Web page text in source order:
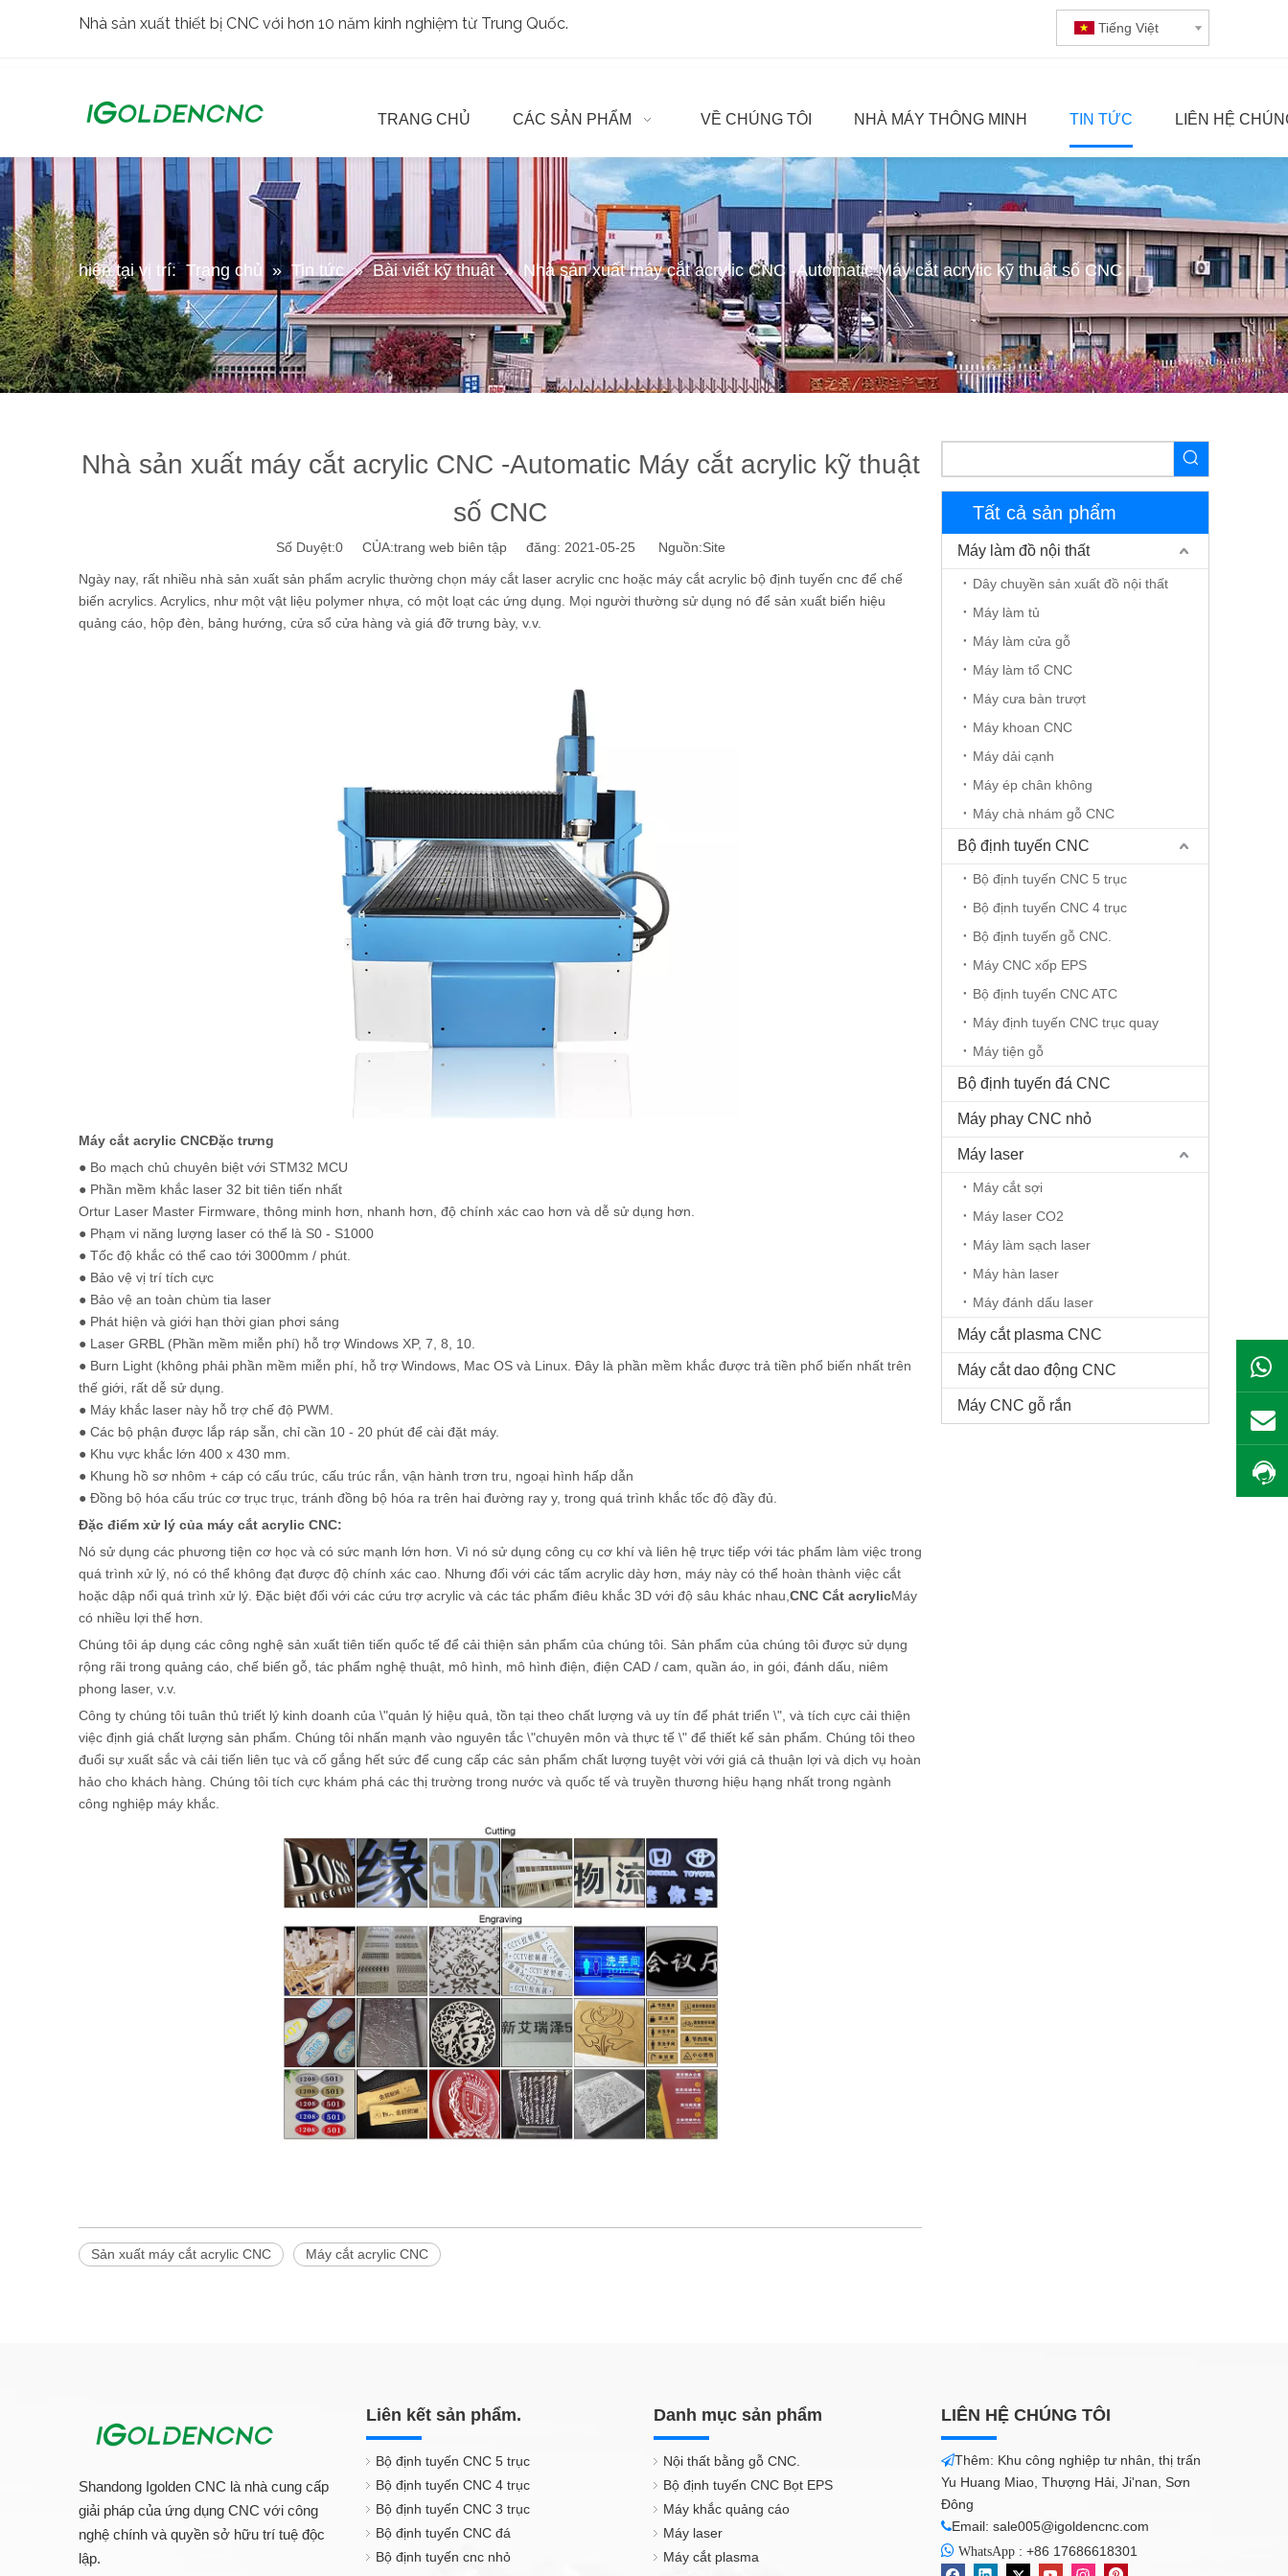
Nhà sản xuất thiết bị CNC với hơn 10 năm kinh nghiệm từ Trung Quốc. Tiếng Việt
TRANG CHỦ CÁC SẢN PHẨM VỀ CHÚNG TÔI NHÀ MÁY THÔNG MINH TIN TỨC LIÊN HỆ
hiện tại vị trí: Trang chủ » Tin tức » Bài viết kỹ thuật » Nhà sản xuất máy cắt acrylic CNC -Automatic Máy cắt acrylic kỹ thuật số CNC
Nhà sản xuất máy cắt acrylic CNC -Automatic Máy cắt acrylic kỹ thuật
số CNC
Số Duyệt:0CỦA:trang web biên tập đăng: 2021-05-25 Nguồn:Site
Ngày nay, rất nhiều nhà sản xuất sản phẩm acrylic thường chọn máy cắt laser acrylic cnc hoặc máy cắt acrylic bộ định tuyến cnc để chế
biến acrylics. Acrylics, như một vật liệu polymer nhựa, có một loạt các ứng dụng. Mọi người thường sử dụng nó để sản xuất biển hiệu
quảng cáo, hộp đèn, bảng hướng, cửa sổ cửa hàng và giá đỡ trưng bày, v.v.
Máy cắt acrylic CNCĐặc trưng
● Bo mạch chủ chuyên biệt với STM32 MCU
● Phần mềm khắc laser 32 bit tiên tiến nhất
Ortur Laser Master Firmware, thông minh hơn, nhanh hơn, độ chính xác cao hơn và dễ sử dụng hơn.
● Phạm vi năng lượng laser có thể là S0 - S1000
● Tốc độ khắc có thể cao tới 3000mm / phút.
● Bảo vệ vị trí tích cực
● Bảo vệ an toàn chùm tia laser
● Phát hiện và giới hạn thời gian phơi sáng
● Laser GRBL (Phần mềm miễn phí) hỗ trợ Windows XP, 7, 8, 10.
● Burn Light (không phải phần mềm miễn phí, hỗ trợ Windows, Mac OS và Linux. Đây là phần mềm khắc được trả tiền phổ biến nhất trên
thế giới, rất dễ sử dụng.
● Máy khắc laser này hỗ trợ chế độ PWM.
● Các bộ phận được lắp ráp sẵn, chỉ cần 10 - 20 phút để cài đặt máy.
● Khu vực khắc lớn 400 x 430 mm.
● Khung hồ sơ nhôm + cáp có cấu trúc, cấu trúc rắn, vận hành trơn tru, ngoại hình hấp dẫn
● Đồng bộ hóa cấu trúc cơ trục trục, tránh đồng bộ hóa ra trên hai đường ray y, trong quá trình khắc tốc độ đầy đủ.
Đặc điểm xử lý của máy cắt acrylic CNC:
Nó sử dụng các phương tiện cơ học và có sức mạnh lớn hơn. Vì nó sử dụng công cụ cơ khí và liên hệ trực tiếp với tác phẩm làm việc trong
quá trình xử lý, nó có thể không đạt được độ chính xác cao. Nhưng đối với các tấm acrylic dày hơn, máy này có thể hoàn thành việc cắt
hoặc dập nổi quá trình xử lý. Đặc biệt đối với các cứu trợ acrylic và các tác phẩm điêu khắc 3D với độ sâu khác nhau, CNC Cắt acrylicMáy
có nhiều lợi thế hơn.
Chúng tôi áp dụng các công nghệ sản xuất tiên tiến quốc tế để cải thiện sản phẩm của chúng tôi. Sản phẩm của chúng tôi được sử dụng
rộng rãi trong quảng cáo, chế biến gỗ, tác phẩm nghệ thuật, mô hình, mô hình điện, điện CAD / cam, quần áo, in gói, đánh dấu, niêm
phong laser, v.v.
Công ty chúng tôi tuân thủ triết lý kinh doanh của \"quản lý hiệu quả, tồn tại theo chất lượng và uy tín để phát triển \", và tích cực cải thiện
việc định giá chất lượng sản phẩm. Chúng tôi nhấn mạnh vào nguyên tắc \"chuyên môn và thực tế \" để thiết kế sản phẩm. Chúng tôi theo
đuổi sự xuất sắc và cải tiến liên tục và cố gắng hết sức để cung cấp các sản phẩm chất lượng tuyệt vời với giá cả thuận lợi và dịch vụ hoàn
hảo cho khách hàng. Chúng tôi tích cực khám phá các thị trường trong nước và quốc tế và truyền thương hiệu hạng nhất trong ngành
công nghiệp máy khắc.
Sản xuất máy cắt acrylic CNC Máy cắt acrylic CNC
Tất cả sản phẩm
Máy làm đồ nội thất
Dây chuyền sản xuất đồ nội thất
Máy làm tủ
Máy làm cửa gỗ
Máy làm tổ CNC
Máy cưa bàn trượt
Máy khoan CNC
Máy dải cạnh
Máy ép chân không
Máy chà nhám gỗ CNC
Bộ định tuyến CNC
Bộ định tuyến CNC 5 trục
Bộ định tuyến CNC 4 trục
Bộ định tuyến gỗ CNC.
Máy CNC xốp EPS
Bộ định tuyến CNC ATC
Máy định tuyến CNC trục quay
Máy tiện gỗ
Bộ định tuyến đá CNC
Máy phay CNC nhỏ
Máy laser
Máy cắt sợi
Máy laser CO2
Máy làm sạch laser
Máy hàn laser
Máy đánh dấu laser
Máy cắt plasma CNC
Máy cắt dao động CNC
Máy CNC gỗ rắn
Shandong Igolden CNC là nhà cung cấp
giải pháp của ứng dụng CNC với công
nghệ chính và quyền sở hữu trí tuệ độc
lập.
Liên kết sản phẩm.
Bộ định tuyến CNC 5 trục
Bộ định tuyến CNC 4 trục
Bộ định tuyến CNC 3 trục
Bộ định tuyến CNC đá
Bộ định tuyến cnc nhỏ
Danh mục sản phẩm
Nội thất bằng gỗ CNC.
Bộ định tuyến CNC Bọt EPS
Máy khắc quảng cáo
Máy laser
Máy cắt plasma
LIÊN HỆ CHÚNG TÔI
Thêm: Khu công nghiệp tư nhân, thị trấn
Yu Huang Miao, Thượng Hải, Ji'nan, Sơn
Đông
Email: sale005@igoldencnc.com
 WhatsApp : +86 17686618301